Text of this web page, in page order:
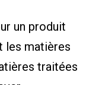
un produit
les matières
traitées